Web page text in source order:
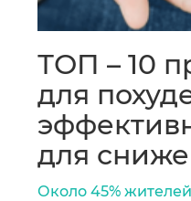
ТОП – 10
для
для
Около 45%